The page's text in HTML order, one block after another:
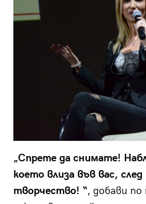
„Спрете да снимате!
което влиза във вас,
творчество! “, добави